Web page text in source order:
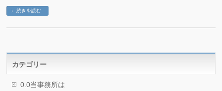
続きを読む
カテゴリー
0.0当事務所は